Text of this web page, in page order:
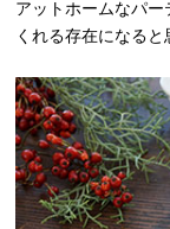
アットホームなパ
くれる存在になると